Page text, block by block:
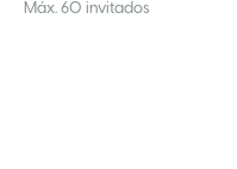
Máx. 60 invitados